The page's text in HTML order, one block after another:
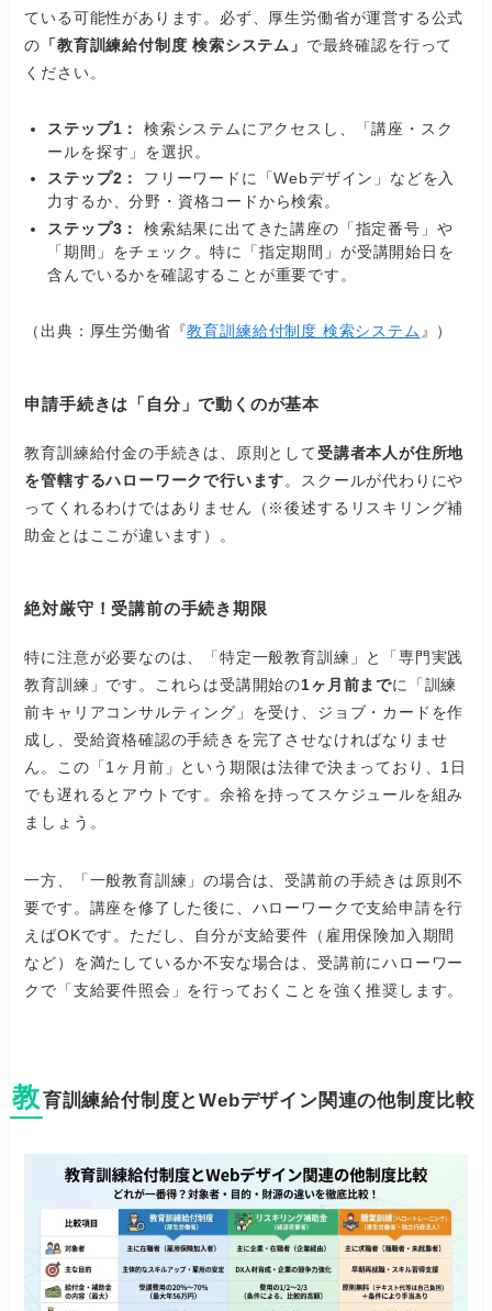
ている可能性があります。必ず、厚生労働省が運営する公式
の 「教育訓練給付制度 検索システム」 で最終確認を行って
ください。
ステップ1：
検索システムにアクセスし、「講座・スク
ールを探す」を選択。
ステップ2：
フリーワードに「Webデザイン」などを入
力するか、分野・資格コードから検索。
ステップ3：
検索結果に出てきた講座の「指定番号」や
「期間」をチェック。特に「指定期間」が受講開始日を
含んでいるかを確認することが重要です。
（出典：厚生労働省『教育訓練給付制度 検索システム 』）
申請手続きは「自分」で動くのが基本
教育訓練給付金の手続きは、原則として受講者本人が住所地
を管轄するハローワークで行います。スクールが代わりにや
ってくれるわけではありません（※後述するリスキリング補
助金とはここが違います）。
絶対厳守！受講前の手続き期限
特に注意が必要なのは、「特定一般教育訓練」と「専門実践
教育訓練」です。これらは受講開始の1ヶ月前までに「訓練
前キャリアコンサルティング」を受け、ジョブ・カードを作
成し、受給資格確認の手続きを完了させなければなりませ
ん。この「1ヶ月前」という期限は法律で決まっており、1日
でも遅れるとアウトです。余裕を持ってスケジュールを組み
ましょう。
一方、「一般教育訓練」の場合は、受講前の手続きは原則不
要です。講座を修了した後に、ハローワークで支給申請を行
えばOKです。ただし、自分が支給要件（雇用保険加入期間
など）を満たしているか不安な場合は、受講前にハローワー
クで「支給要件照会」を行っておくことを強く推奨します。
教 育訓練給付制度とWebデザイン関連の他制度比較